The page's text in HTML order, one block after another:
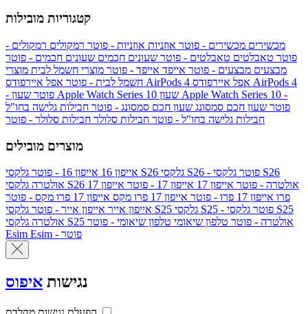
קטגוריות מובילות
מכשירים מכשירים - פוטר אוזניות אוזניות - פוטר רמקולים רמקולים -
פוטר טאבלטים טאבלטים - פוטר שעונים חכמים שעונים חכמים - פוטר
מבצעים מבצעים - פוטר אייפד אייפד - פוטר מוצרי חשמל לבית מוצרי
חשמל לבית - פוטר אפל איירפודס AirPods 4 אפל איירפודס AirPods 4
- פוטר שעון Apple Watch Series 10 שעון Apple Watch Series 10 -
פוטר שעון חכם סמסונג שעון חכם סמסונג - פוטר חבילות גלישה בחו"ל
חבילות גלישה בחו"ל - פוטר חבילות סלולר חבילות סלולר - פוטר
מוצרים מובילים
אייפון 16 אייפון 16 - פוטר גלקסי S26 גלקסי S26 - פוטר גלקסי S26
אולטרה
גלקסי S26 אולטרה - פוטר אייפון 17 אייפון 17 - פוטר
אייפון 17
פרו אייפון 17 פרו - פוטר אייפון 17 פרו מקס
אייפון 17 פרו מקס - פוטר
אייפון אייר אייפון אייר - פוטר גלקסי S25 גלקסי S25 - פוטר גלקסי S25
אולטרה
גלקסי S25 אולטרה - פוטר טלפון שיאומי טלפון שיאומי - פוטר
Esim
Esim - פוטר
נגישות איפוס